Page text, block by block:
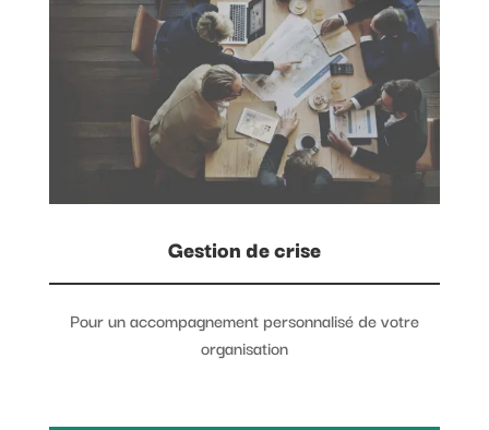
Gestion de crise
Pour un accompagnement personnalisé de votre
organisation